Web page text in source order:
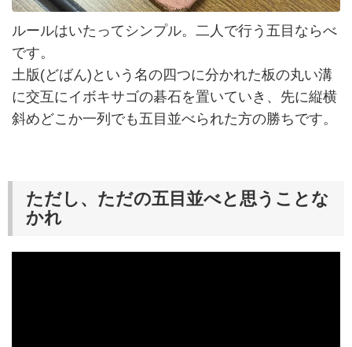
ルールはいたってシンプル。二人で行う五目ならべ
です。
土版(どばん)という名の四つに分かれた板の丸い溝
に交互にイボキサゴの碁石を置いていき、先に縦横
斜めどこか一列でも五目並べられた方の勝ちです。
ただし、ただの五目並べと思うことな
かれ